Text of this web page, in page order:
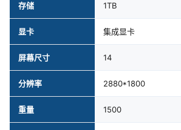
存储 1TB
显卡 集成显卡
屏幕尺寸 14
分辨率 2880*1800
重量 1500